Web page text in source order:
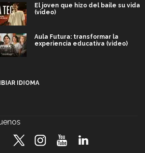
El joven que hizo del baile su vida
(video)
Aula Futura: transformar la
experiencia educativa (video)
robótica FIRST 2026! (video)
IDIOMA